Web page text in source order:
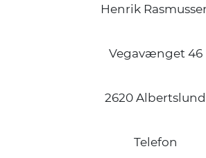
Henrik
Vegavænget 46
2620 Albertslund
Telefon